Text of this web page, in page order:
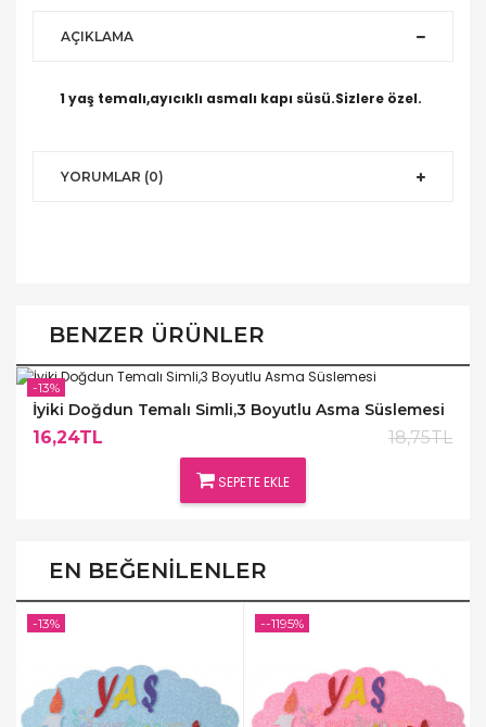
AÇIKLAMA
1 yaş temalı,ayıcıklı asmalı kapı süsü.Sizlere özel.
YORUMLAR (0)
BENZER ÜRÜNLER
İyiki Doğdun Temalı Simli,3 Boyutlu Asma Süslemesi
16,24TL 18,75TL
SEPETE EKLE
-13%
EN BEĞENILENLER
-13% --1195%